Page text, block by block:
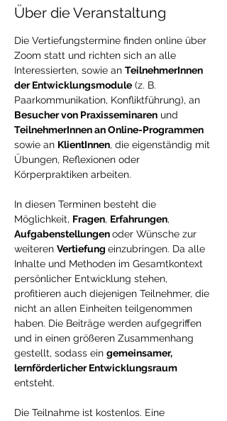
Über die Veranstaltung
Die Vertiefungstermine finden online über
Zoom statt und richten sich an alle
Interessierten, sowie an TeilnehmerInnen
der Entwicklungsmodule (z. B.
Paarkommunikation, Konfliktführung), an
Besucher von Praxisseminaren und
TeilnehmerInnen an Online-Programmen
sowie an KlientInnen, die eigenständig mit
Übungen, Reflexionen oder
Körperpraktiken arbeiten.
In diesen Terminen besteht die
Möglichkeit, Fragen, Erfahrungen,
Aufgabenstellungen oder Wünsche zur
weiteren Vertiefung einzubringen. Da alle
Inhalte und Methoden im Gesamtkontext
persönlicher Entwicklung stehen,
profitieren auch diejenigen Teilnehmer, die
nicht an allen Einheiten teilgenommen
haben. Die Beiträge werden aufgegriffen
und in einen größeren Zusammenhang
gestellt, sodass ein gemeinsamer,
lernförderlicher Entwicklungsraum
entsteht.
Die Teilnahme ist kostenlos. Eine